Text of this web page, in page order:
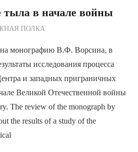
тыла в начале войны
по Редакции
ПОЛКА
монографию В.Ф. Ворсина, в
исследования процесса
и западных приграничных
Великой Отечественной войны
The review of the monograph by
the results of a study of the